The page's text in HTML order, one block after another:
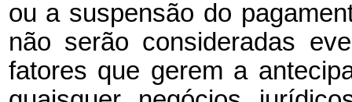
ou a suspensão do
não serão consideradas
fatores que gerem a